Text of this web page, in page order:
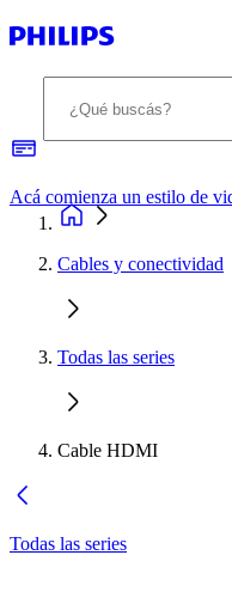
Cables y conectividad
Todas las series
Cable HDMI
Todas las series